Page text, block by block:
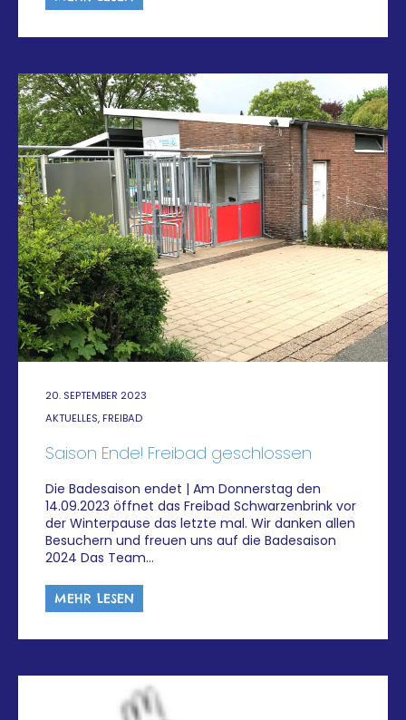
20. SEPTEMBER 2023
AKTUELLES, FREIBAD
Saison Ende! Freibad geschlossen
Die Badesaison endet | Am Donnerstag den
14.09.2023 öffnet das Freibad Schwarzenbrink vor
der Winterpause das letzte mal. Wir danken allen
Besuchern und freuen uns auf die Badesaison
2024 Das Team…
MEHR LESEN